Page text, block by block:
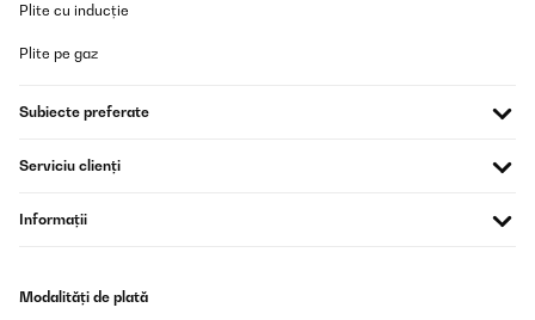
Plite cu inducție
Plite pe gaz
Subiecte preferate
Serviciu clienți
Informații
Modalități de plată